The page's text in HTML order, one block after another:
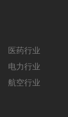
医药行业
电力行业
航空行业